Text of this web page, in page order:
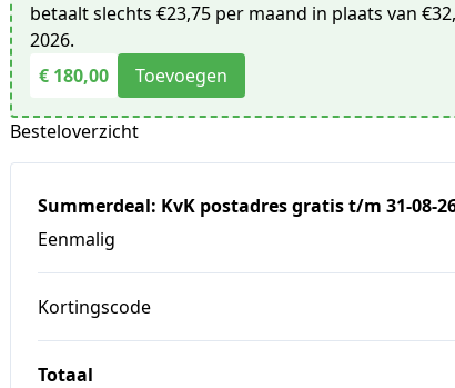
betaalt slechts €23,75 per maand in plaats van
2026.
€ 180,00
Toevoegen
Besteloverzicht
Summerdeal: KvK postadres gratis t/m 31-08-
Eenmalig
Kortingscode
Totaal